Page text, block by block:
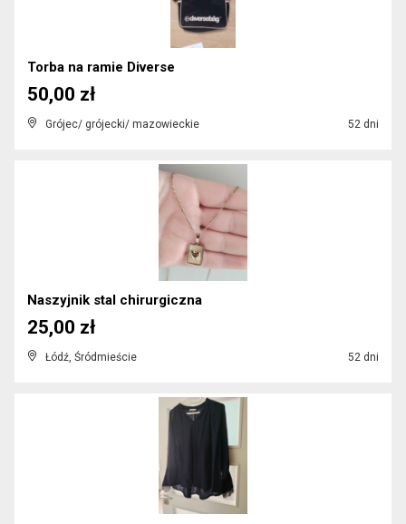
Torba na ramie Diverse
Grójec/ grójecki/ mazowieckie 52 dni
50,00 zł
Naszyjnik stal chirurgiczna
Łódź, Śródmieście 52 dni
25,00 zł